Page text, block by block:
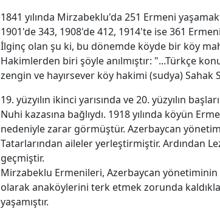
1841 yılında Mirzabeklu'da 251 Ermeni
1901'de 343, 1908'de 412, 1914'te ise 361
İlginç olan şu ki, bu dönemde köyde bir köy
Hakimlerden biri şöyle anılmıştır: "...Türkçe
zengin ve hayırsever köy hakimi (sudya) Sahak
19. yüzyılın ikinci yarısında ve 20. yüzyılın
Nuhi kazasına bağlıydı. 1918 yılında köyün
nedeniyle zarar görmüştür. Azerbaycan
Tatarlarından aileler yerleştirmiştir. Ardından
geçmiştir.
Mirzabeklu Ermenileri, Azerbaycan yönetiminin
olarak anaköylerini terk etmek zorunda
yaşamıştır.